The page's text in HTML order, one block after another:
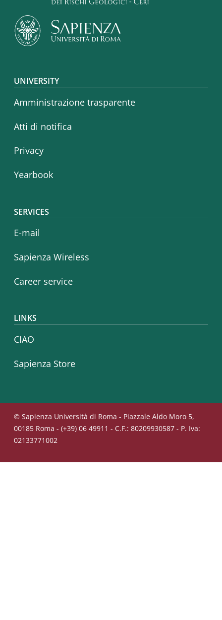
Footer menu
UNIVERSITY
Amministrazione trasparente
Atti di notifica
Privacy
Yearbook
SERVICES
E-mail
Sapienza Wireless
Career service
LINKS
CIAO
Sapienza Store
© Sapienza Università di Roma - Piazzale Aldo Moro 5,
00185 Roma - (+39) 06 49911 - C.F.: 80209930587 - P. Iva:
02133771002